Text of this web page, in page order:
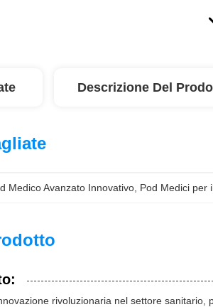
Descrizione Del
Medico Avanzato Innovativo Pod Medici per
rivoluzionaria nel settore